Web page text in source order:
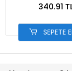
340.91
SEPETE